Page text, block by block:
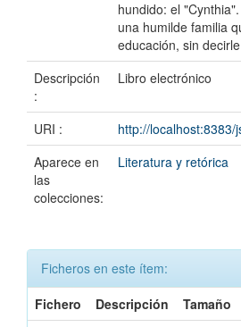
hundido: el
una humilde familia
educación, sin
Descripción
:
Libro electrónico
URI :
http://
Aparece en
las
colecciones:
Literatura y retórica
Ficheros en este ítem:
Fichero
Descripción Tamaño